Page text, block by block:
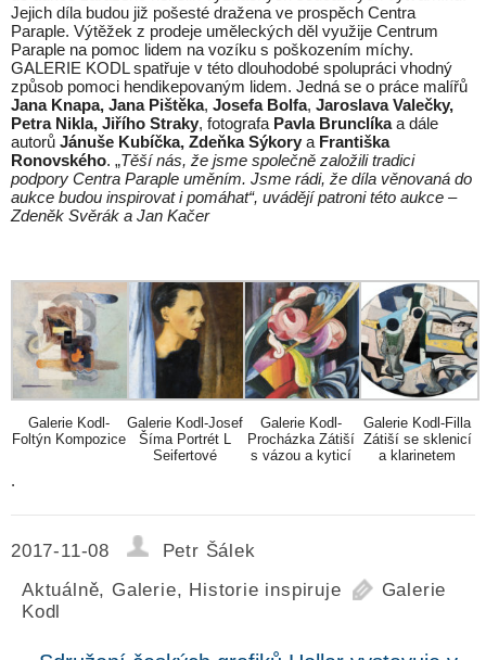
Jejich díla budou již pošesté dražena ve prospěch Centra
Paraple. Výtěžek z prodeje uměleckých děl využije Centrum
Paraple na pomoc lidem na vozíku s poškozením míchy.
GALERIE KODL spatřuje v této dlouhodobé spolupráci vhodný
způsob pomoci hendikepovaným lidem. Jedná se o práce malířů
Jana Knapa, Jana Pištěka, Josefa Bolfa, Jaroslava Valečky,
Petra Nikla, Jiřího Straky, fotografa Pavla Brunclíkaa dále
autorů Jánuše Kubíčka, Zdeňka Sýkory a Františka
Ronovského. „Těší nás, že jsme společně založili tradici
podpory Centra Paraple uměním. Jsme rádi, že díla věnovaná do
aukce budou inspirovat i pomáhat“, uvádějí patroni této aukce –
Zdeněk Svěrák a Jan Kačer
Galerie Kodl-
Foltýn Kompozice
Galerie Kodl-Josef
Šíma Portrét L
Seifertové
Galerie Kodl-
Procházka Zátiší
s vázou a kyticí
Galerie Kodl-Filla
Zátiší se sklenicí
a klarinetem
.
2017-11-08
Petr Šálek
Aktuálně, Galerie, Historie inspiruje
Galerie
Kodl